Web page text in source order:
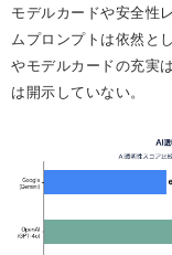
モデルカードや安全性
ムプロンプトは依然と
やモデルカードの充実
は開示していない。